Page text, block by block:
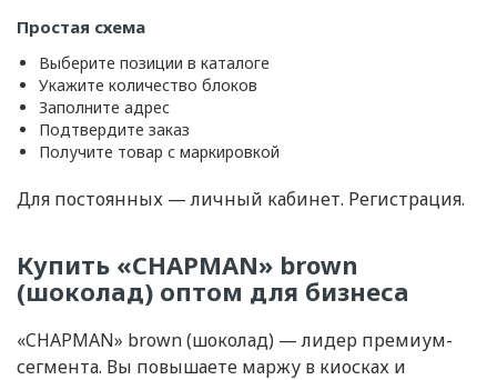
Простая схема
Выберите позиции в каталоге
Укажите количество блоков
Заполните адрес
Подтвердите заказ
Получите товар с маркировкой
Для постоянных — личный кабинет. Регистрация.
Купить «CHAPMAN» brown
(шоколад) оптом для бизнеса
«CHAPMAN» brown (шоколад) — лидер премиум-
сегмента. Вы повышаете маржу в киосках и